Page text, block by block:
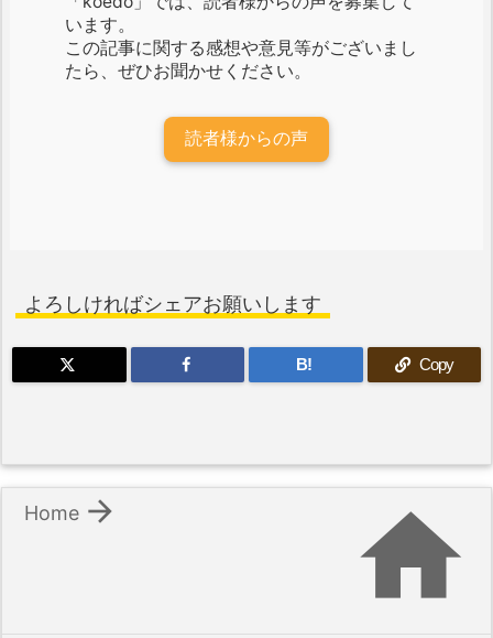
います。
この記事に関する感想や意見等がございまし
たら、ぜひお聞かせください。
読者様からの声
よろしければシェアお願いします
B! Copy


Home